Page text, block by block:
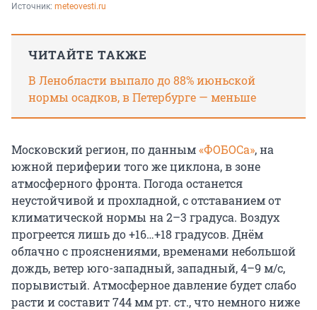
Источник: meteovesti.ru
ЧИТАЙТЕ ТАКЖЕ
В Ленобласти выпало до 88% июньской
нормы осадков, в Петербурге — меньше
Московский регион, по данным«ФОБОСа», на
южной периферии того же циклона, в зоне
атмосферного фронта. Погода останется
неустойчивой и прохладной, с отставанием от
климатической нормы на 2–3 градуса. Воздух
прогреется лишь до +16…+18 градусов. Днём
облачно с прояснениями, временами небольшой
дождь, ветер юго-западный, западный, 4–9 м/с,
порывистый. Атмосферное давление будет слабо
расти и составит 744 мм рт. ст., что немного ниже